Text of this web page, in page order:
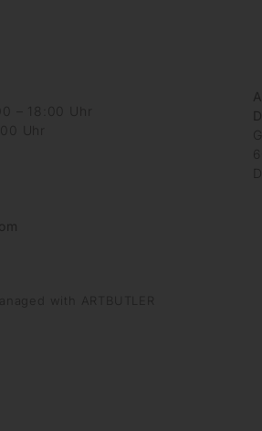
– 18:00 Uhr
Uhr
with ARTBUTLER